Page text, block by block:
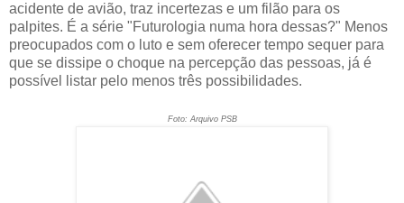
acidente de avião, traz incertezas e um filão para os
palpites. É a série "Futurologia numa hora dessas?" Menos
preocupados com o luto e sem oferecer tempo sequer para
que se dissipe o choque na percepção das pessoas, já é
possível listar pelo menos três possibilidades.
Foto: Arquivo PSB